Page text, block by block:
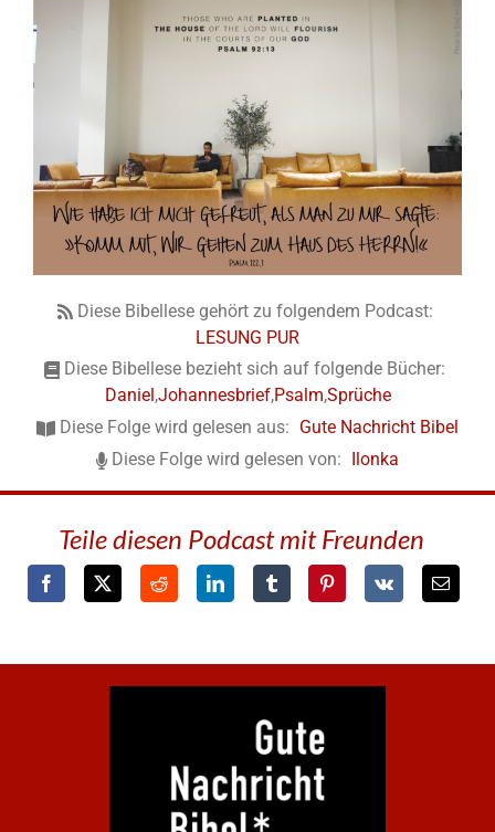
Diese Bibellese gehört zu folgendem Podcast:
LESUNG PUR
Diese Bibellese bezieht sich auf folgende Bücher:
Daniel ,Johannesbrief,Psalm,Sprüche
Diese Folge wird gelesen aus: Gute Nachricht Bibel
Diese Folge wird gelesen von: Ilonka
Teile diesen Podcast mit Freunden